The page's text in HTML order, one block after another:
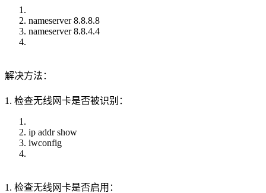
nameserver 8.8.8.8
nameserver 8.8.4.4
解决方法：
1. 检查无线网卡是否被识别：
ip addr show
iwconfig
1. 检查无线网卡是否启用：